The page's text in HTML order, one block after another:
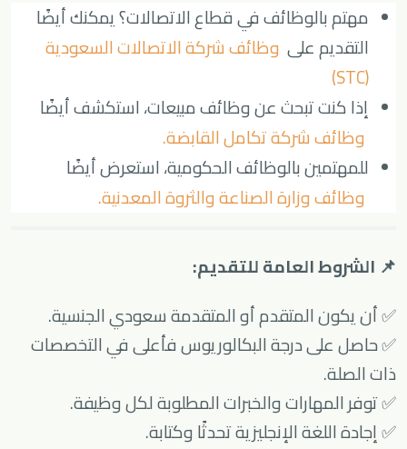
مهتم بالوظائف في قطاع الاتصالات؟ يمكنك أيضًا
التقديم على وظائف شركة الاتصالات السعودية
(STC)
إذا كنت تبحث عن وظائف مبيعات، استكشف أيضًا
وظائف شركة تكامل القابضة.
للمهتمين بالوظائف الحكومية، استعرض أيضًا
وظائف وزارة الصناعة والثروة المعدنية.
📌 الشروط العامة للتقديم:
✅ أن يكون المتقدم أو المتقدمة سعودي الجنسية.
✅ حاصل على درجة البكالوريوس فأعلى في التخصصات
ذات الصلة.
✅ توفر المهارات والخبرات المطلوبة لكل وظيفة.
✅ إجادة اللغة الإنجليزية تحدثًا وكتابة.